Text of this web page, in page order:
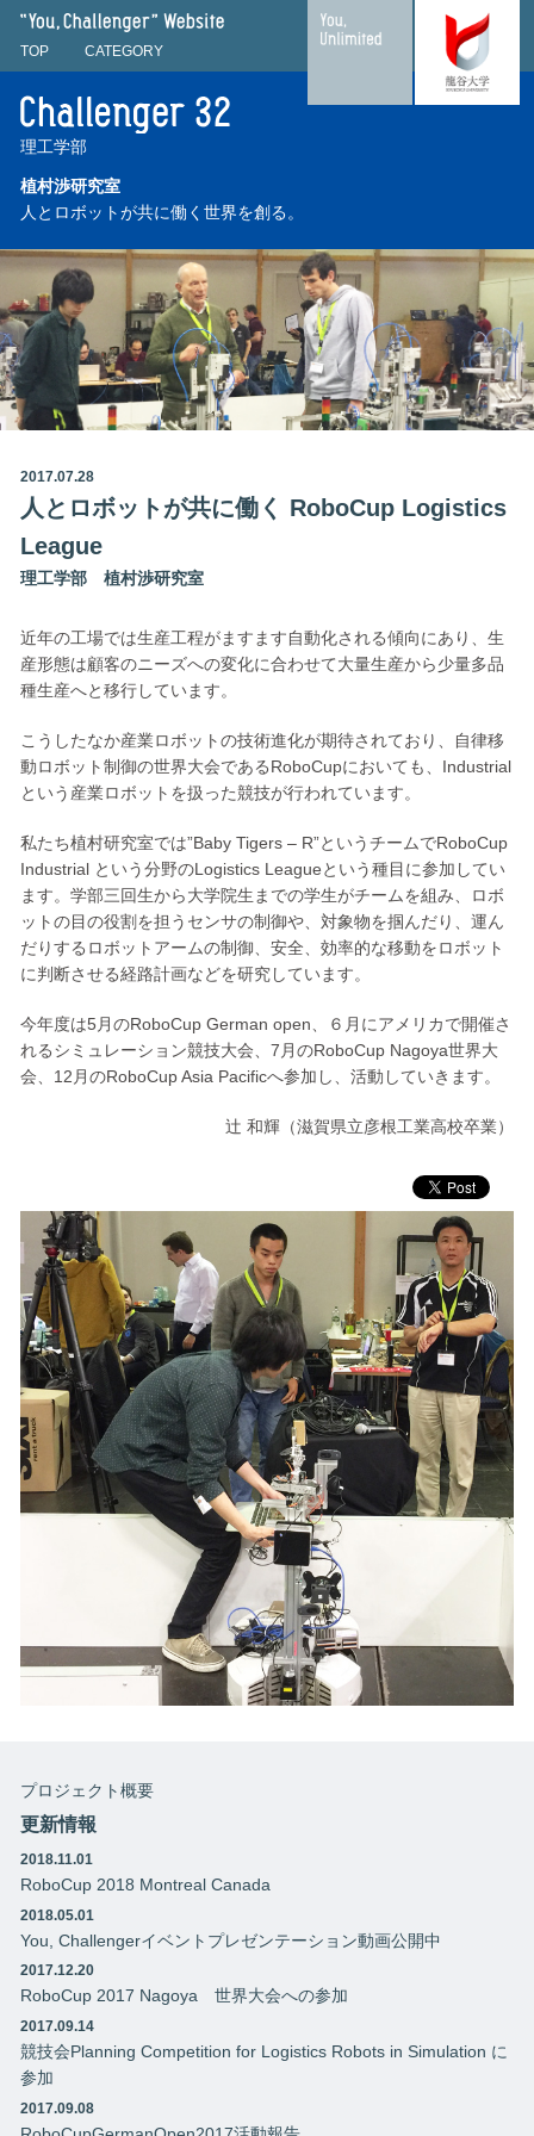
"You, Challenger" Website
TOP
CATEGORY
理工学部
植村渉研究室
人とロボットが共に働く世界を創る。
2017.07.28
人とロボットが共に働く RoboCup Logistics
League
理工学部 植村渉研究室
近年の工場では生産工程がますます自動化される傾向にあり、生
産形態は顧客のニーズへの変化に合わせて大量生産から少量多品
種生産へと移行しています。
こうしたなか産業ロボットの技術進化が期待されており、自律移
動ロボット制御の世界大会であるRoboCupにおいても、Industrial
という産業ロボットを扱った競技が行われています。
私たち植村研究室では”Baby Tigers – R”というチームでRoboCup
Industrial という分野のLogistics Leagueという種目に参加してい
ます。学部三回生から大学院生までの学生がチームを組み、ロボ
ットの目の役割を担うセンサの制御や、対象物を掴んだり、運ん
だりするロボットアームの制御、安全、効率的な移動をロボット
に判断させる経路計画などを研究しています。
今年度は5月のRoboCup German open、６月にアメリカで開催さ
れるシミュレーション競技大会、7月のRoboCup Nagoya世界大
会、12月のRoboCup Asia Pacificへ参加し、活動していきます。
辻 和輝（滋賀県立彦根工業高校卒業）
プロジェクト概要
更新情報
2018.11.01
RoboCup 2018 Montreal Canada
2018.05.01
You, Challengerイベントプレゼンテーション動画公開中
2017.12.20
RoboCup 2017 Nagoya 世界大会への参加
2017.09.14
競技会Planning Competition for Logistics Robots in Simulation に
参加
2017.09.08